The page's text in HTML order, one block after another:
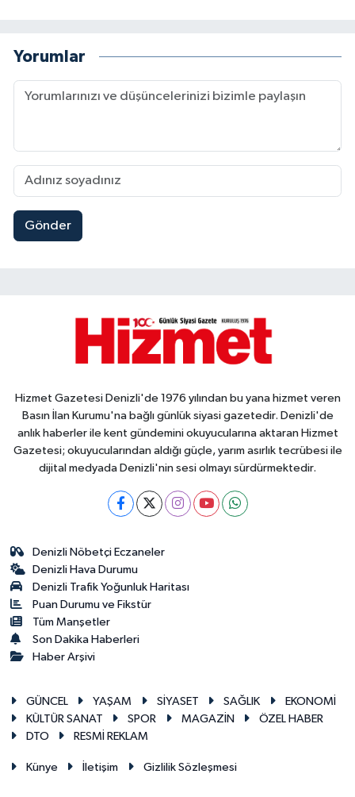
Yorumlar
Gönder
Hizmet Gazetesi Denizli'de 1976 yılından bu yana hizmet veren
Basın İlan Kurumu'na bağlı günlük siyasi gazetedir. Denizli'de
anlık haberler ile kent gündemini okuyucularına aktaran Hizmet
Gazetesi; okuyucularından aldığı güçle, yarım asırlık tecrübesi ile
dijital medyada Denizli'nin sesi olmayı sürdürmektedir.
Denizli Nöbetçi Eczaneler
Denizli Hava Durumu
Denizli Trafik Yoğunluk Haritası
Puan Durumu ve Fikstür
Tüm Manşetler
Son Dakika Haberleri
Haber Arşivi
GÜNCEL YAŞAM SİYASET SAĞLIK
EKONOMİ
KÜLTÜR SANAT
SPOR MAGAZİN
ÖZEL HABER
DTO
RESMİ REKLAM
Künye İletişim Gizlilik Sözleşmesi